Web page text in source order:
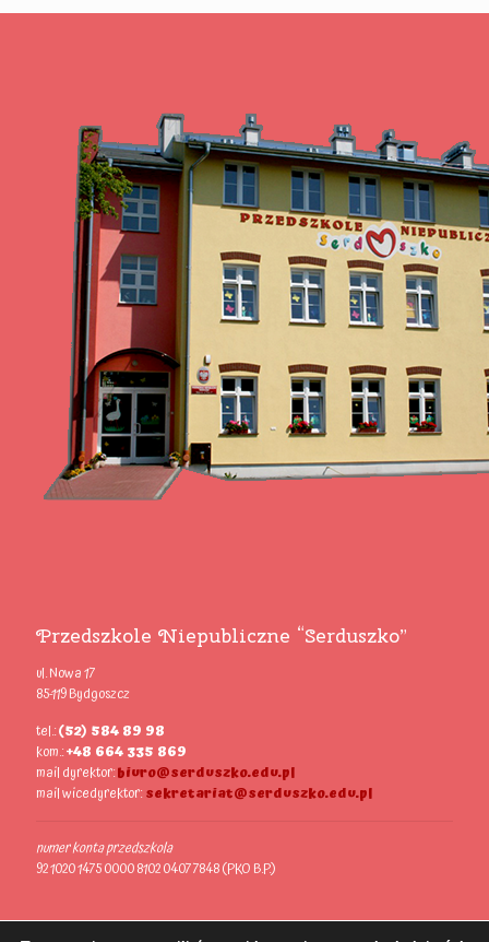
Przedszkole Niepubliczne “Serduszko”
ul. Nowa 17
85-119 Bydgoszcz
tel.:(52) 584 89 98
kom.:+48 664 335 869
mail dyrektor:biuro@serduszko.edu.pl
mail wicedyrektor:sekretariat@serduszko.edu.pl
numer konta przedszkola
92 1020 1475 0000 8102 0407 7848 (PKO B.P.)